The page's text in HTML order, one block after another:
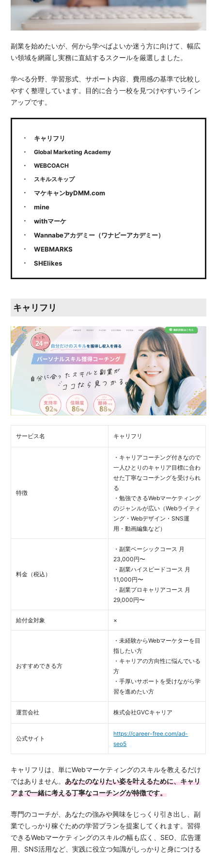
副業を始めたいが、何から学べばよいか迷う方に向けて、幅広
い領域を網羅し実務に直結するスクールを厳選しました。
学べる分野、学習形式、サポート内容、費用感の基準で比較し
やすく整理しています。目的に合う一校を見つけやすいライン
アップです。
キャリフリ
Global Marketing Academy
WEBCOACH
スキルスキップ
マケキャンbyDMM.com
mine
withマーケ
Wannabeアカデミー（ワナビーアカデミー）
WEBMARKS
SHElikes
キャリフリ
サービス名 キャリフリ
特徴
・キャリアコーチング付きなので
一人ひとりのキャリア目標に合わ
せた丁寧なコーチングを受けられ
る
・勉強できるWebマーケティング
のジャンルが広い（Webライティ
ング・Webデザイン・SNS運
用・動画編集など）
料金（税込）
・副業ベーシックコース 月
23,000円〜
・副業ハイスピードコース 月
11,000円〜
・副業プロキャリアコース 月
29,000円〜
給付金対象 ×
おすすめできる方
・未経験からWebマーケターを目
指したい方
・キャリアの方向性に悩んでいる
方
・手厚いサポートを受けながら学
習を進めたい方
運営会社 株式会社GVCキャリア
公式サイト
https://career-free.com/ad-
seo5
キャリフリは、単にWebマーケティングのスキルを教えるだけ
ではありません。あなたのなりたい姿を叶えるために、キャリ
アまで一緒に考える丁寧なコーチングが特徴です。
専門のコーチが、あなたの強みや興味をじっくり引き出し、副
業でしっかり稼ぐための学習プランを提案してくれます。習得
できるWebマーケティングのスキルの幅も広く、SEO、広告運
用、SNS活用など、実践に役立つ知識がしっかりと身につける